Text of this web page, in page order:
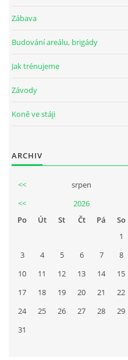
Zábava
Budování areálu, brigády
Jak trénujeme
Závody
Koně ve stáji
ARCHIV
<< srpen
<<
2026
Po
Út St Čt Pá So
1
3
4 5 6 7 8
10
11 12 13 14 15
17
18 19 20 21 22
24
25 26 27 28 29
31